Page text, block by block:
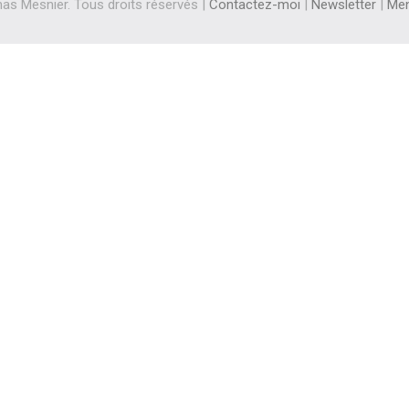
Mesnier. Tous droits réservés |Contactez-moi |Newsletter |